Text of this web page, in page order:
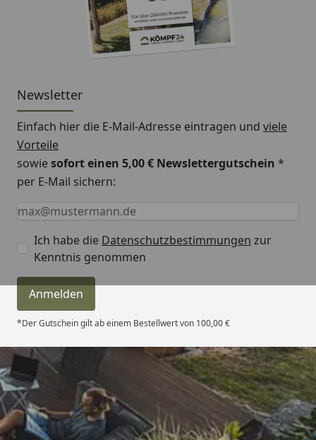
Newsletter
Einfach hier die E-Mail-Adresse eintragen und viele
Vorteile
sowiesofort einen 5,00 € Newslettergutschein *
per E-Mail sichern:
Keine Eingabe erforderlich
Eingabe erforderlich
E-Mail *
Ich habe die Datenschutzbestimmungen zur
Kenntnis genommen
Anmelden
*Der Gutschein gilt ab einem Bestellwert von 100,00 €
Trusted Shops
4,81/ 5